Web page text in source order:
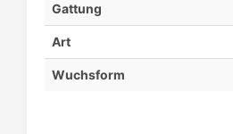
Gattung
Art
Wuchsform